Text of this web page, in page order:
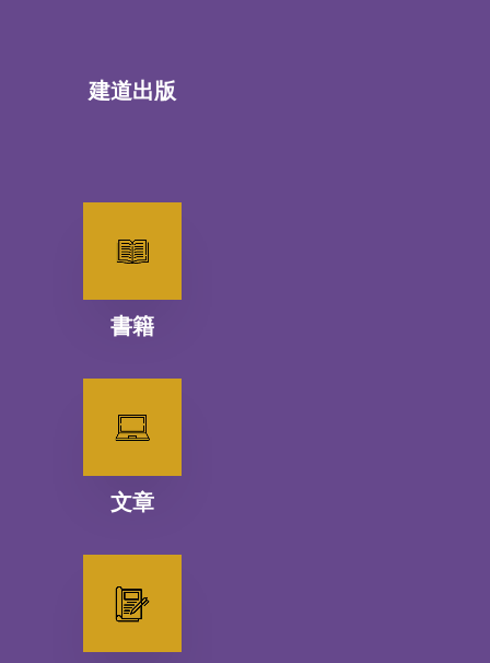
建道出版
書籍
文章